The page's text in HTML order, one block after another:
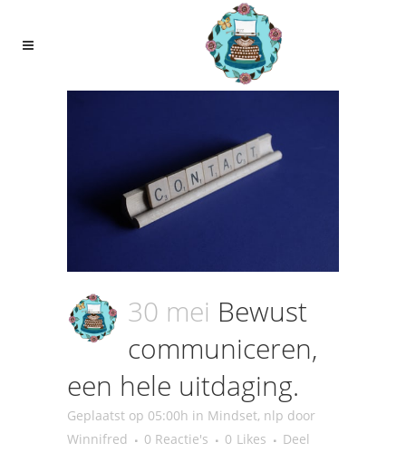
30 mei Bewust
communiceren,
een hele uitdaging.
Geplaatst op 05:00h in Mindset, nlp door
Winnifred
0 Reactie's 0 Likes Deel